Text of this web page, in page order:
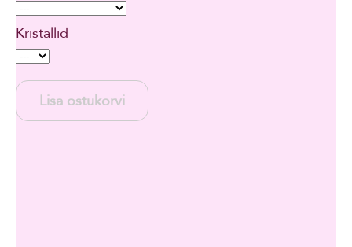
Kristallid
Lisa ostukorvi